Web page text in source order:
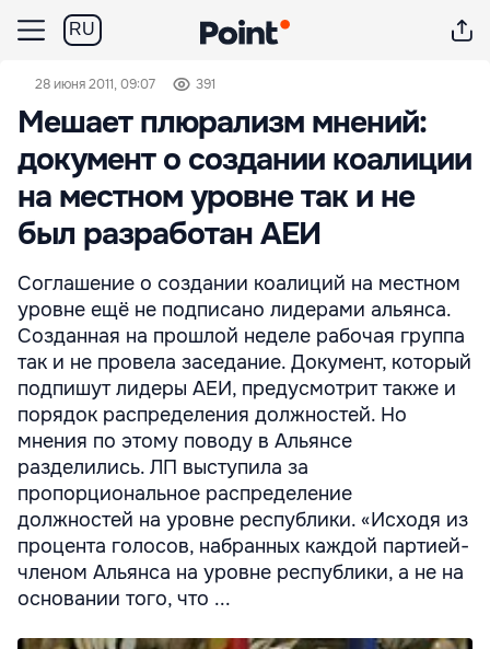
RU
28 июня 2011, 09:07 391
Мешает плюрализм мнений:
документ о создании коалиции
на местном уровне так и не
был разработан АЕИ
Соглашение о создании коалиций на местном
уровне ещё не подписано лидерами альянса.
Созданная на прошлой неделе рабочая группа
так и не провела заседание. Документ, который
подпишут лидеры АЕИ, предусмотрит также и
порядок распределения должностей. Но
мнения по этому поводу в Альянсе
разделились. ЛП выступила за
пропорциональное распределение
должностей на уровне республики. «Исходя из
процента голосов, набранных каждой партией-
членом Альянса на уровне республики, а не на
основании того, что ...